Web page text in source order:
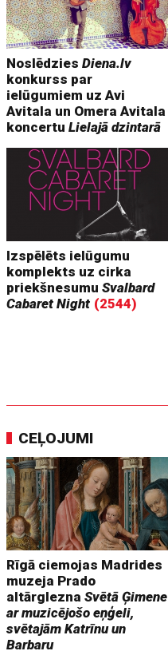
NoslēdziesDiena.lv
konkurss par
ielūgumiem uz Avi
Avitala un Omera Avitala
koncertuLielajā dzintarā
Izspēlēts ielūgumu
komplekts uz cirka
priekšnesumuSvalbard
Cabaret Night (2544)
CEĻOJUMI
Rīgā ciemojas Madrides
muzeja Prado
altārgleznaSvētā Ģimene
ar muzicējošo eņģeli,
svētajām Katrīnu un
Barbaru